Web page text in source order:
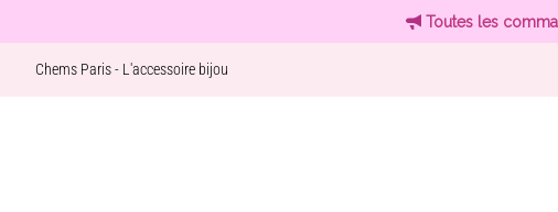
Toutes les
Chems Paris - L'accessoire bijou